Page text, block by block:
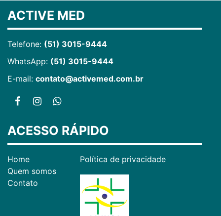
ACTIVE MED
Telefone: (51) 3015-9444
WhatsApp: (51) 3015-9444
E-mail: contato@activemed.com.br
ACESSO RÁPIDO
Home
Quem somos
Contato
Política de privacidade